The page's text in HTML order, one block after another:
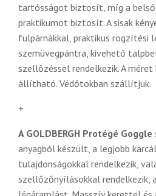
tartósságot biztosít, míg a belső
praktikumot biztosít. A sisak
fülpárnákkal, praktikus rögzítési
szemüvegpántra, kivehető
szellőzéssel rendelkezik. A
állítható. Védőtokban szállítjuk.
+
A GOLDBERGH Protégé Goggle
anyagból készült, a legjobb
tulajdonságokkal rendelkezik,
szellőzőnyílásokkal rendelkezik,